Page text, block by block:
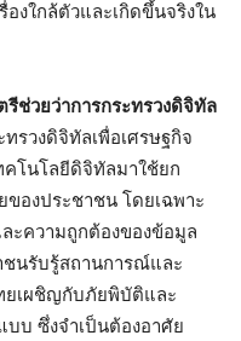
องใกล้ตัวและเกิดขึ้นจริงใน
ช่วยว่าการกระทรวงดิจิทัล
ทรวงดิจิทัลเพื่อเศรษฐกิจ
โนโลยีดิจิทัลมาใช้ยก
องประชาชน โดยเฉพาะ
ะความถูกต้องของข้อมูล
นรับรู้สถานการณ์และ
ยเผชิญกับภัยพิบัติและ
บ ซึ่งจำเป็นต้องอาศัย